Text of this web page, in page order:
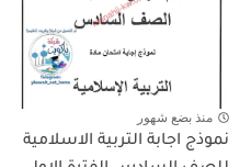
منذ بضع شهور
نموذج اجابة التربية الاسلامية